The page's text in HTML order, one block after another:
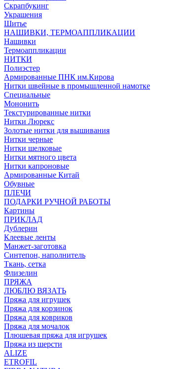
Скрапбукинг
Украшения
Шитье
НАШИВКИ, ТЕРМОАППЛИКАЦИИ
Нашивки
Термоаппликации
НИТКИ
Полиэстер
Армированные ПНК им.Кирова
Нитки швейные в промышленной намотке
Специальные
Мононить
Текстурированные нитки
Нитки Люрекс
Золотые нитки для вышивания
Нитки черные
Нитки шелковые
Нитки мятного цвета
Нитки капроновые
Армированные Китай
Обувные
ПЛЕЧИ
ПОДАРКИ РУЧНОЙ РАБОТЫ
Картины
ПРИКЛАД
Дублерин
Клеевые ленты
Манжет-заготовка
Синтепон, наполнитель
Ткань, сетка
Флизелин
ПРЯЖА
ЛЮБЛЮ ВЯЗАТЬ
Пряжа для игрушек
Пряжа для корзинок
Пряжа для ковриков
Пряжа для мочалок
Плюшевая пряжа для игрушек
Пряжа из шерсти
ALIZE
ETROFIL